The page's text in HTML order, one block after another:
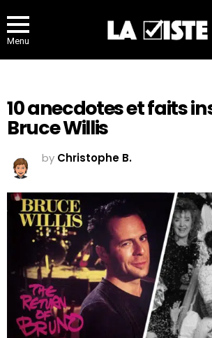
Menu
10 anecdotes et faits
Bruce Willis
by Christophe B.